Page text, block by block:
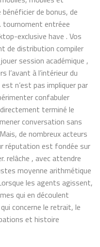
de bonus, de
tournoment entréee
exclusive have . Vos
de distribution compiler
session académique ,
l’avant à l’intérieur du
n’est pas impliquer par
confabuler
terminé le
conversation sans
de nombreux acteurs
réputation est fondée sur
relâche , avec attendre
moyenne arithmétique
les agents agissent,
qui en découlent
concerne le retrait, le
et histoire